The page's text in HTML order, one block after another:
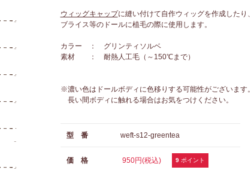
ウィッグキャップに縫い付けて自作ウィッグを作成したり、
ブライス等のドールに植毛の際に使用します。
カラー ： グリンティソルベ
素材 ： 耐熱人工毛（～150℃まで）
※濃い色はドールボディに色移りする可能性がございます。
長い間ボディに触れる場合はお気をつけください。
型 番 weft-s12-greentea
価 格 950円(税込) 9ポイント